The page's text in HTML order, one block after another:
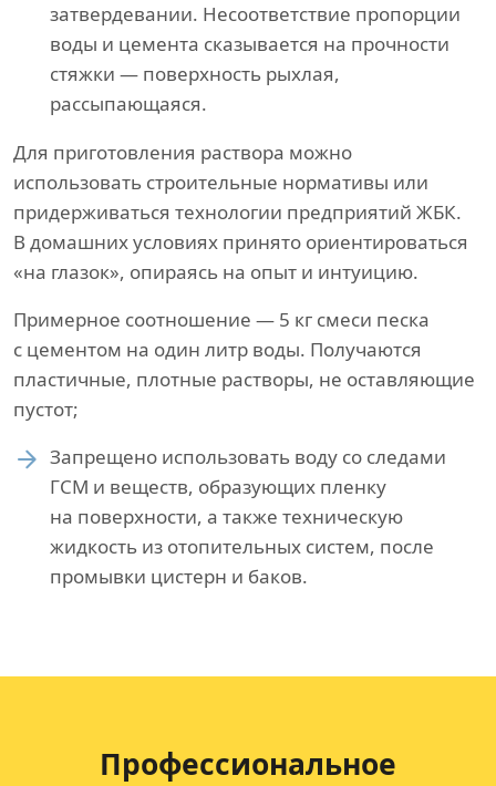
затвердевании. Несоответствие пропорции
воды и цемента сказывается на прочности
стяжки — поверхность рыхлая,
рассыпающаяся.
Для приготовления раствора можно
использовать строительные нормативы или
придерживаться технологии предприятий ЖБК.
В домашних условиях принято ориентироваться
«на глазок», опираясь на опыт и интуицию.
Примерное соотношение — 5 кг смеси песка
с цементом на один литр воды. Получаются
пластичные, плотные растворы, не оставляющие
пустот;
Запрещено использовать воду со следами
ГСМ и веществ, образующих пленку
на поверхности, а также техническую
жидкость из отопительных систем, после
промывки цистерн и баков.
Профессиональное